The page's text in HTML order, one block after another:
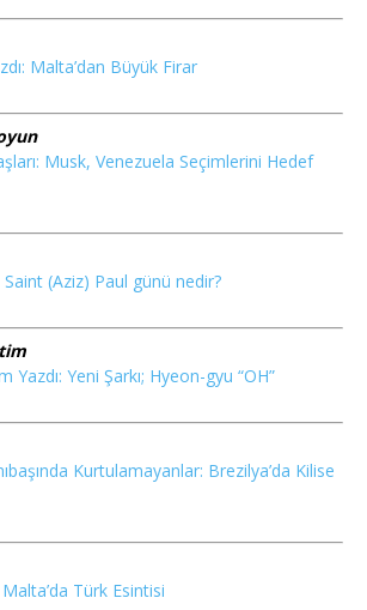
Malta’dan Büyük Firar
Musk, Venezuela Seçimlerini Hedef
Saint (Aziz) Paul günü nedir?
Yazdı: Yeni Şarkı; Hyeon-gyu “OH”
Kurtulamayanlar: Brezilya’da Kilise
Türk Esintisi